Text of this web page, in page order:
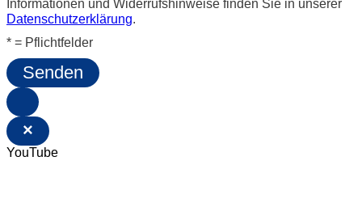
Informationen und Widerrufshinweise finden Sie in unserer
Datenschutzerklärung.
* = Pflichtfelder
Senden
×
YouTube